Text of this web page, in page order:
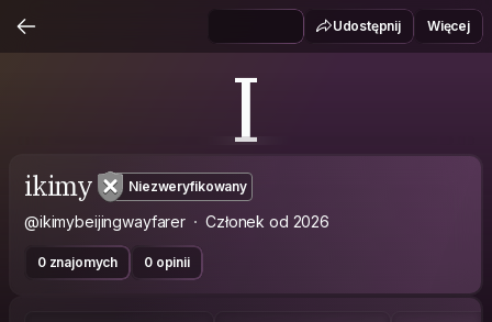
Udostępnij Więcej
I
ikimy Niezweryfikowany
@ikimybeijingwayfarer Członek od 2026
0 znajomych 0 opinii